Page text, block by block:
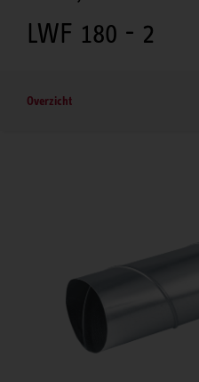
LWF 180 - 2
Overzicht